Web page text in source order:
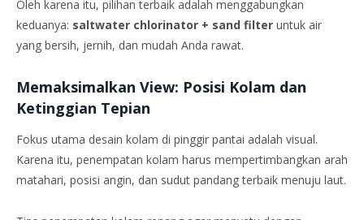
Oleh karena itu, pilihan terbaik adalah menggabungkan
keduanya: saltwater chlorinator + sand filter untuk air
yang bersih, jernih, dan mudah Anda rawat.
Memaksimalkan View: Posisi Kolam dan
Ketinggian Tepian
Fokus utama desain kolam di pinggir pantai adalah visual.
Karena itu, penempatan kolam harus mempertimbangkan arah
matahari, posisi angin, dan sudut pandang terbaik menuju laut.